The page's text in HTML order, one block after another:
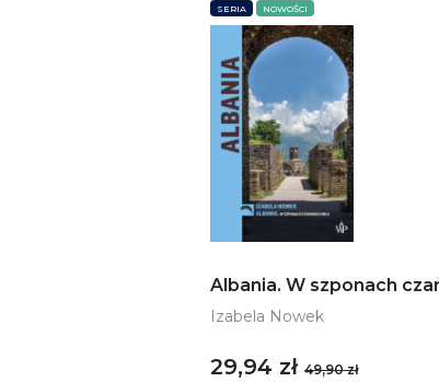
SERIA NOWOŚCI
Albania. W szponach
Izabela Nowek
29,94 zł 49,90 zł